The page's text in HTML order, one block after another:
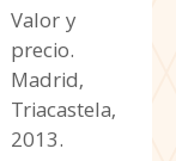
Valor y
precio.
Madrid,
Triacastela,
2013.